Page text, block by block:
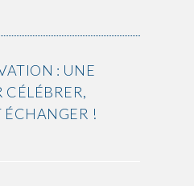
: UNE
CÉLÉBRER,
ÉCHANGER !